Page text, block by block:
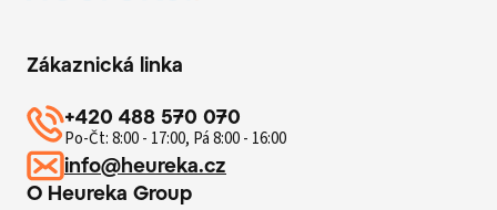
O Heureka Group
Zákaznická linka
+420 488 570 070
Po-Čt: 8:00 - 17:00, Pá 8:00 - 16:00
info@heureka.cz